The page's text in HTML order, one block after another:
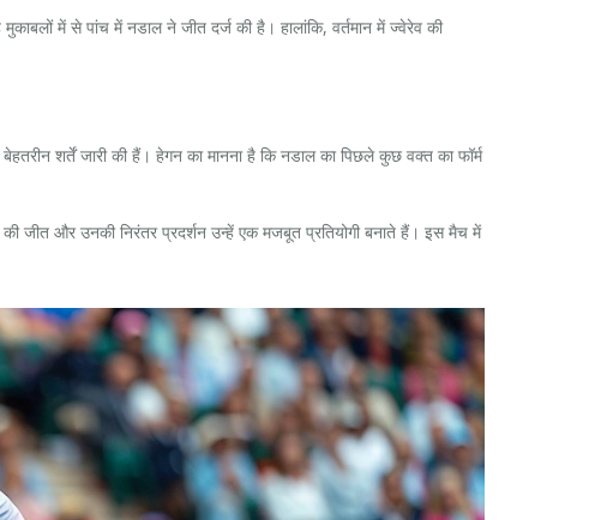
में से पांच में नडाल ने जीत दर्ज की है। हालांकि, वर्तमान में ज्वेरेव की
शर्तें जारी की हैं। हेगन का मानना है कि नडाल का पिछले कुछ वक्त का फॉर्म
जीत और उनकी निरंतर प्रदर्शन उन्हें एक मजबूत प्रतियोगी बनाते हैं। इस मैच में